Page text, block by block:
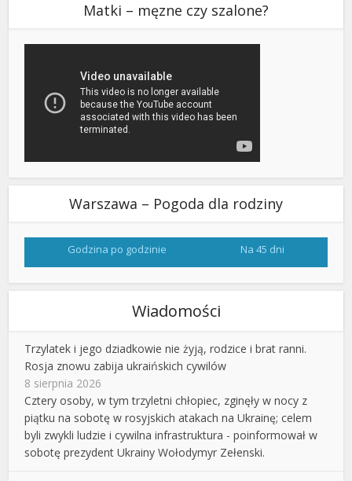
Matki – męzne czy szalone?
Warszawa – Pogoda dla rodziny
Godzina po godzinie Na 45 dni
Wiadomości
Trzylatek i jego dziadkowie nie żyją, rodzice i brat ranni.
Rosja znowu zabija ukraińskich cywilów
8 sierpnia 2026
Cztery osoby, w tym trzyletni chłopiec, zginęły w nocy z
piątku na sobotę w rosyjskich atakach na Ukrainę; celem
byli zwykli ludzie i cywilna infrastruktura - poinformował w
sobotę prezydent Ukrainy Wołodymyr Zełenski.